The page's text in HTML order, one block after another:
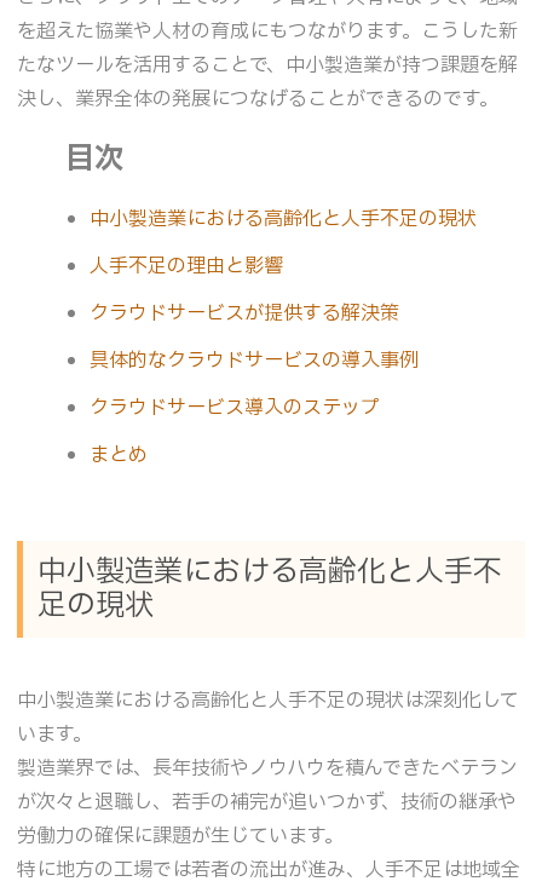
を超えた協業や人材の育成にもつながります。こうした新
たなツールを活用することで、中小製造業が持つ課題を解
決し、業界全体の発展につなげることができるのです。
目次
中小製造業における高齢化と人手不足の現状
人手不足の理由と影響
クラウドサービスが提供する解決策
具体的なクラウドサービスの導入事例
クラウドサービス導入のステップ
まとめ
中小製造業における高齢化と人手不
足の現状
中小製造業における高齢化と人手不足の現状は深刻化して
います。
製造業界では、長年技術やノウハウを積んできたベテラン
が次々と退職し、若手の補完が追いつかず、技術の継承や
労働力の確保に課題が生じています。
特に地方の工場では若者の流出が進み、人手不足は地域全